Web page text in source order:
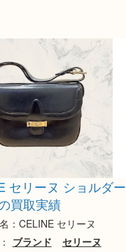
セリーヌ ショルダー
買取実績
：CELINE セリーヌ
ブランド
セリーヌ